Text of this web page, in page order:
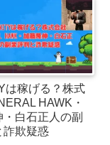
は稼げる？株式
HAWK・
・白石正人の副
詐欺疑惑